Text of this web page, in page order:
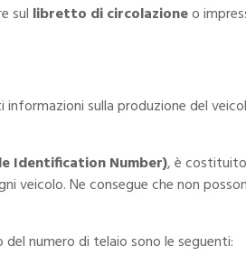
sul libretto di circolazioneo
sulla produzione del
Identification Number), è
veicolo. Ne consegue che non
numero di telaio sono le seguenti: